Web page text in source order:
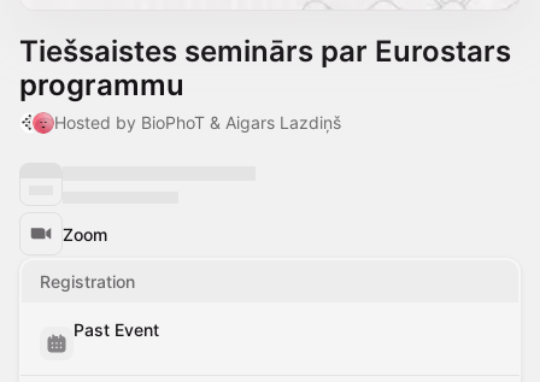
Tiešsaistes seminārs par Eurostars
programmu
Hosted by BioPhoT & Aigars Lazdiņš
Zoom
Registration
Past Event